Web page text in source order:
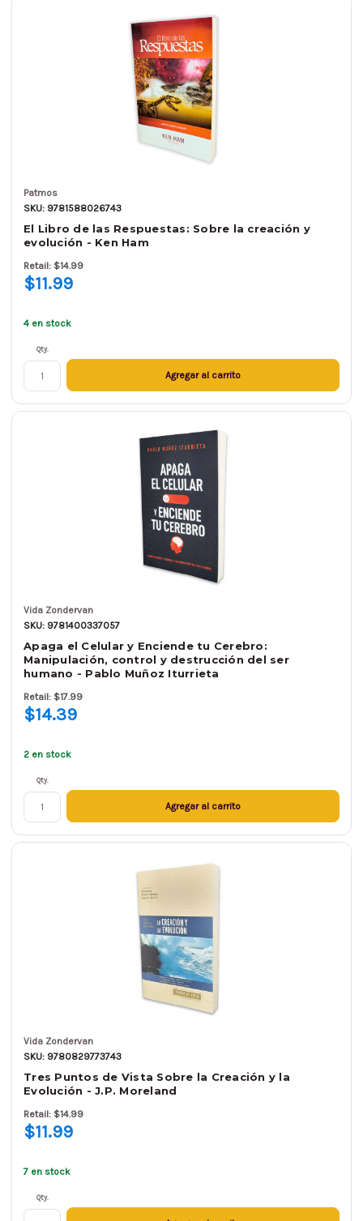
Patmos
SKU: 9781588026743
El Libro de las Respuestas: Sobre la creación y
evolución - Ken Ham
Retail: $14.99
$11.99
4 en stock
Qty.
Agregar al carrito
Vida Zondervan
SKU: 9781400337057
Apaga el Celular y Enciende tu Cerebro:
Manipulación, control y destrucción del ser
humano - Pablo Muñoz Iturrieta
Retail: $17.99
$14.39
2 en stock
Qty.
Agregar al carrito
Vida Zondervan
SKU: 9780829773743
Tres Puntos de Vista Sobre la Creación y la
Evolución - J.P. Moreland
Retail: $14.99
$11.99
7 en stock
Qty.